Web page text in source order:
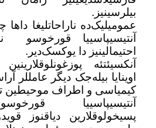
بیلرسینیز .
عمومیلیک‌ده ناراحاتلیغا داها
آنتیسیپاسییا قورخوسو
احتیمالینیز دا یوکسک‌دیر .
آنکسیئتئه
اوینایا بیله‌جک دیگر عامللر
کیمیاسی و اطراف موحیطین
آنتیسیپاسییا
پسیخولوقلارین دیاقنوز